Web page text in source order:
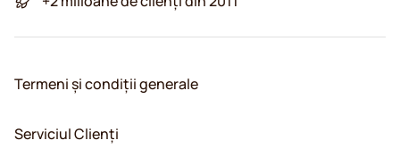
Termeni și condiții generale
Serviciul Clienți